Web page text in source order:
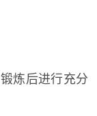
炼后进行充分